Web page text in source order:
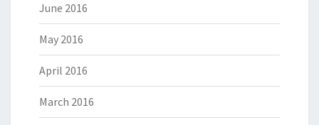
June 2016
May 2016
April 2016
March 2016